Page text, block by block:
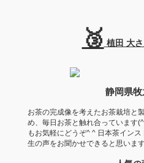
🥉 植田 大
静岡県
お茶の完成像を考えたお茶栽培と
め、毎日お茶と触れ合っています
もお気軽にどうぞ^ ^ 日本茶イン
生の声をお聞かせできると思います